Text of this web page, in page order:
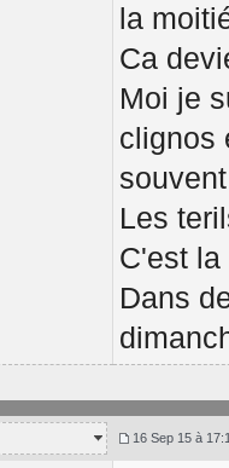
la
Ca
Moi je
clignos
Les
C'est
Dans
16 Sep 15 à